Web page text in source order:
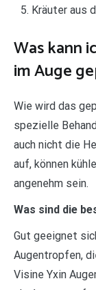
Kräuter aus
Was kann
im Auge
Wie wird das
spezielle
auch nicht die
auf, können
angenehm sein.
Was sind die
Gut geeignet
Augentropfen,
Visine Yxin